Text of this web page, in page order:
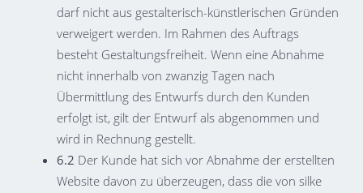
darf nicht aus gestalterisch-künstlerischen Gründen
verweigert werden. Im Rahmen des Auftrags
besteht Gestaltungsfreiheit. Wenn eine Abnahme
nicht innerhalb von zwanzig Tagen nach
Übermittlung des Entwurfs durch den Kunden
erfolgt ist, gilt der Entwurf als abgenommen und
wird in Rechnung gestellt.
6.2 Der Kunde hat sich vor Abnahme der erstellten
Website davon zu überzeugen, dass die von silke